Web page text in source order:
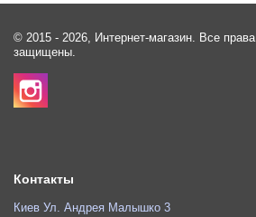
© 2015 - 2026, Интернет-магазин. Все права
защищены.
Контакты
Киев Ул. Андрея Малышко 3